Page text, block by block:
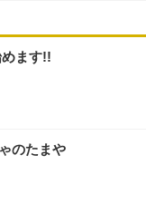
ます!!
のたまや